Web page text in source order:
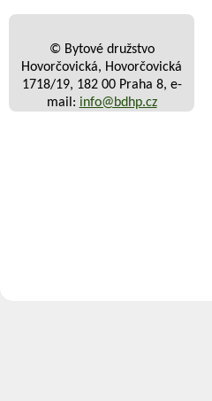
© Bytové družstvo
Hovorčovická, Hovorčovická
1718/19, 182 00 Praha 8, e-
mail: info@bdhp.cz